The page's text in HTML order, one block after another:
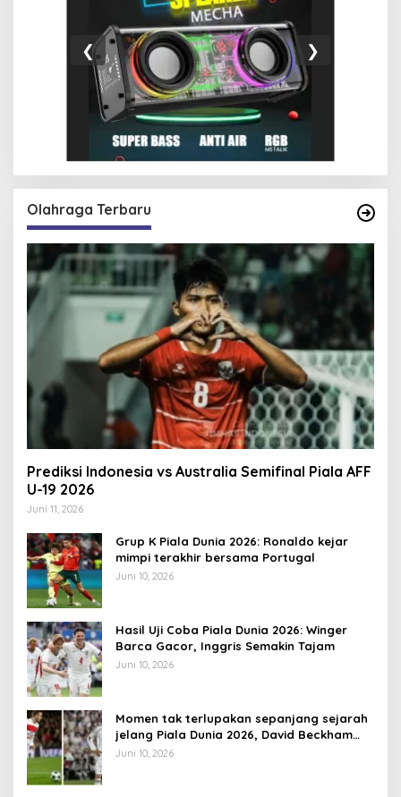
❮ ❯
Olahraga Terbaru
Prediksi Indonesia vs Australia Semifinal Piala AFF
U-19 2026
Juni 11, 2026
Grup K Piala Dunia 2026: Ronaldo kejar
mimpi terakhir bersama Portugal
Juni 10, 2026
Hasil Uji Coba Piala Dunia 2026: Winger
Barca Gacor, Inggris Semakin Tajam
Juni 10, 2026
Momen tak terlupakan sepanjang sejarah
jelang Piala Dunia 2026, David Beckham
pernah dapat kartu merah
Juni 10, 2026